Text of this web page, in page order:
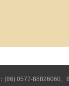
(86) 0577-88826060